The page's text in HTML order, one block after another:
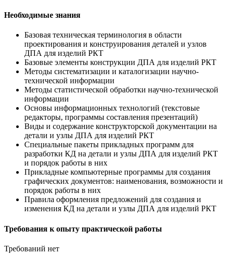
Необходимые знания
Базовая техническая терминология в области
проектирования и конструирования деталей и узлов
ДПА для изделий РКТ
Базовые элементы конструкции ДПА для изделий РКТ
Методы систематизации и каталогизации научно-
технической информации
Методы статистической обработки научно-технической
информации
Основы информационных технологий (текстовые
редакторы, программы составления презентаций)
Виды и содержание конструкторской документации на
детали и узлы ДПА для изделий РКТ
Специальные пакеты прикладных программ для
разработки КД на детали и узлы ДПА для изделий РКТ
и порядок работы в них
Прикладные компьютерные программы для создания
графических документов: наименования, возможности и
порядок работы в них
Правила оформления предложений для создания и
изменения КД на детали и узлы ДПА для изделий РКТ
Требования к опыту практической работы
Требований нет